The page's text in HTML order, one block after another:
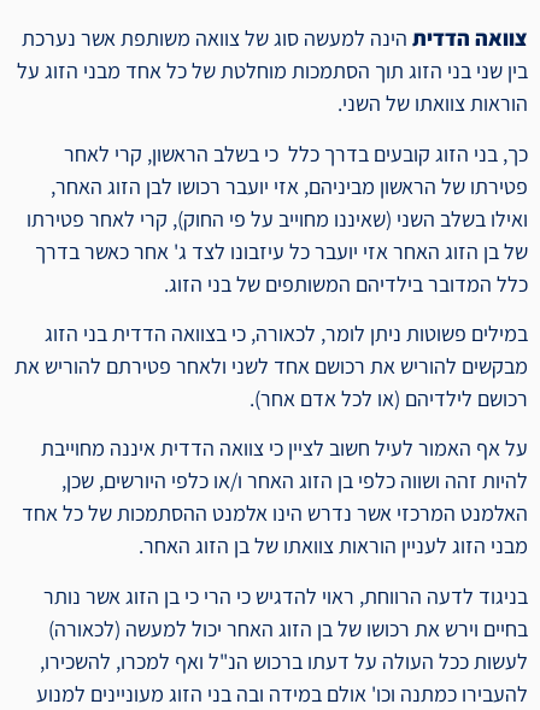
צוואה הדדית הינה למעשה סוג של צוואה משותפת אשר נערכת
בין שני בני הזוג תוך הסתמכות מוחלטת של כל אחד מבני הזוג על
הוראות צוואתו של השני.
כך, בני הזוג קובעים בדרך כלל כי בשלב הראשון, קרי לאחר
פטירתו של הראשון מביניהם, אזי יועבר רכושו לבן הזוג האחר,
ואילו בשלב השני (שאיננו מחוייב על פי החוק), קרי לאחר פטירתו
של בן הזוג האחר אזי יועבר כל עיזבונו לצד ג' אחר כאשר בדרך
כלל המדובר בילדיהם המשותפים של בני הזוג.
במילים פשוטות ניתן לומר, לכאורה, כי בצוואה הדדית בני הזוג
מבקשים להוריש את רכושם אחד לשני ולאחר פטירתם להוריש את
רכושם לילדיהם (או לכל אדם אחר).
על אף האמור לעיל חשוב לציין כי צוואה הדדית איננה מחוייבת
להיות זהה ושווה כלפי בן הזוג האחר ו/או כלפי היורשים, שכן,
האלמנט המרכזי אשר נדרש הינו אלמנט ההסתמכות של כל אחד
מבני הזוג לעניין הוראות צוואתו של בן הזוג האחר.
בניגוד לדעה הרווחת, ראוי להדגיש כי הרי כי בן הזוג אשר נותר
בחיים וירש את רכושו של בן הזוג האחר יכול למעשה (לכאורה)
לעשות ככל העולה על דעתו ברכוש הנ"ל ואף למכרו, להשכירו,
להעבירו כמתנה וכו' אולם במידה ובה בני הזוג מעוניינים למנוע